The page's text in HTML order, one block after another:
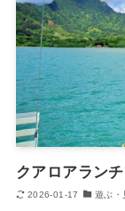
クアロアラン
2026-01-17 遊ぶ・